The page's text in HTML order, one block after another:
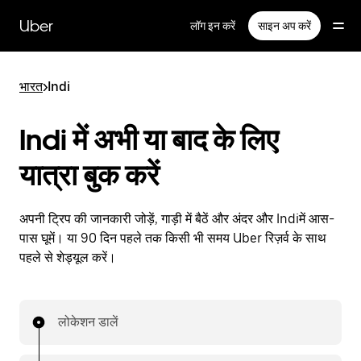
सामग्री
पर
Uber लॉग इन करें साइन अप करें
भारत>Indi
Indi में अभी या बाद के लिए
यात्रा बुक करें
अपनी ट्रिप की जानकारी जोड़ें, गाड़ी में बैठें और अंदर और Indiमें आस-
पास घूमें। या 90 दिन पहले तक किसी भी समय Uber रिज़र्व के साथ
पहले से शेड्यूल करें।
लोकेशन डालें